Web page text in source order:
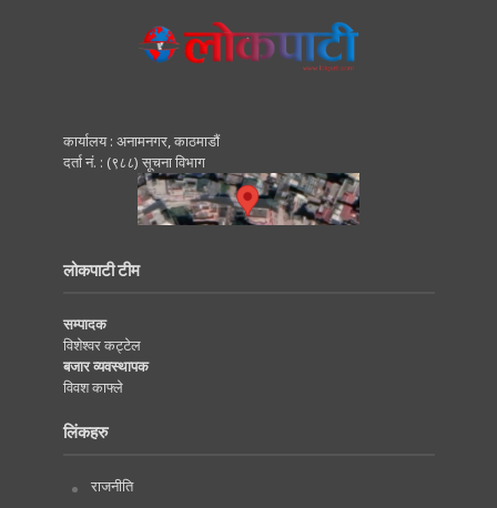
कार्यालय : अनामनगर, काठमाडाैं
दर्ता नं. : (९८८) सूचना विभाग
लोकपाटी टीम
सम्पादक
विशेश्वर कट्टेल
बजार व्यवस्थापक
विवश काफ्ले
लिंकहरु
राजनीति